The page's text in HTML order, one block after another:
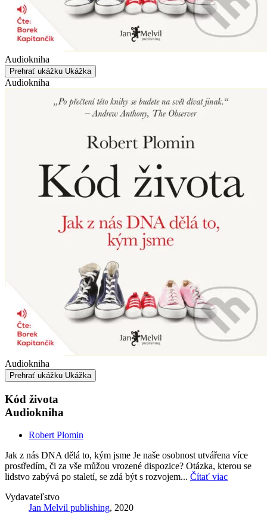
Audiokniha
Prehrať ukážku Ukážka
Audiokniha
Audiokniha
Prehrať ukážku Ukážka
Kód života
Audiokniha
Robert Plomin
Jak z nás DNA dělá to, kým jsme Je naše osobnost utvářena více
prostředím, či za vše můžou vrozené dispozice? Otázka, kterou se
lidstvo zabývá po staletí, se zdá být s rozvojem... Čítať viac
Vydavateľstvo
Jan Melvil publishing, 2020